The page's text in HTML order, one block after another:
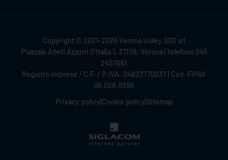
Copyright © 2021-2026 Verona Volley SSD srl
Piazzale Atleti Azzurri D'Italia 1, 37138, Verona | telefono 045
2457661
Registro imprese / C.F. / P.IVA: 04823770237 | Cod. FIPAV
06.028.0396
Privacy policy Cookie policy Sitemap